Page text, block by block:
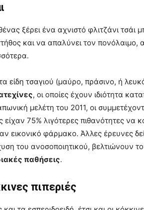
ξέρει ένα αχνιστό φλιτζάνι τσάι
και να απαλύνει τον πονόλαιμο,
είδη τσαγιού (μαύρο, πράσινο, ή
, οι οποίες έχουν ιδιότητα
μελέτη του 2011, οι
είχαν 75% λιγότερες πιθανότητες να
εικονικό φάρμακο. Άλλες έρευνες
του ανοσοποιητικού, βελτιώνουν
παθήσεις.
πιπεριές